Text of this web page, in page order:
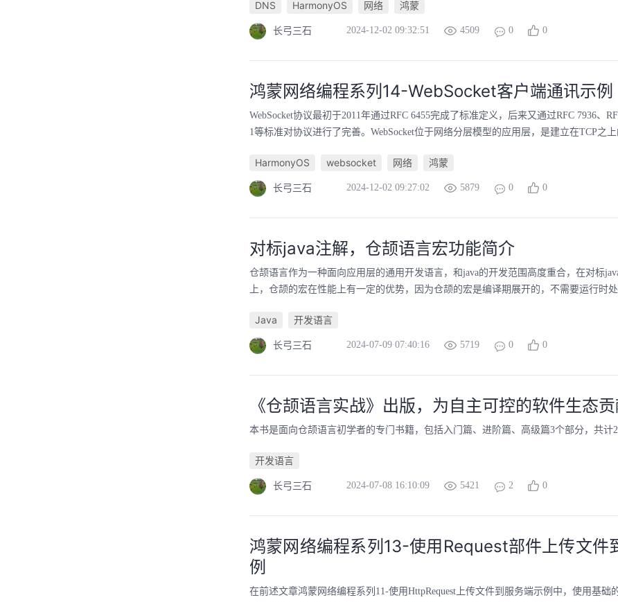
DNS HarmonyOS 网络 鸿蒙
长弓三石 2024-12-02 09:32:51 4509 0 0
鸿蒙网络编程系列14-WebSocket客户端通讯示例
WebSocket协议最初于2011年通过RFC 6455完成了标准定义，后来又通过RFC 7936、
1等标准对协议进行了完善。WebSocket位于网络分层模型的应用层，是建立在TCP之
HarmonyOS websocket 网络 鸿蒙
长弓三石 2024-12-02 09:27:02 5879 0 0
对标java注解，仓颉语言宏功能简介
仓颉语言作为一种面向应用层的通用开发语言，和java的开发范围高度重合，在对标
上，仓颉的宏在性能上有一定的优势，因为仓颉的宏是编译期展开的，不需要运行时
Java 开发语言
长弓三石 2024-07-09 07:40:16 5719 0 0
《仓颉语言实战》出版，为自主可控的软件生态
本书是面向仓颉语言初学者的专门书籍，包括入门篇、进阶篇、高级篇3个部分，共计
开发语言
长弓三石 2024-07-08 16:10:09 5421 2 0
鸿蒙网络编程系列13-使用Request部件上传文件
例
在前述文章鸿蒙网络编程系列11-使用HttpRequest上传文件到服务端示例中，使用基础